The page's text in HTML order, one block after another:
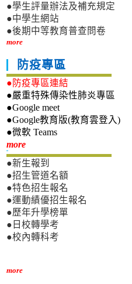
●學生評量辦法及補充規定
●中學生網站
●後期中等教育普查問卷
more
防疫專區
●防疫專區連結
●嚴重特殊傳染性肺炎專區
●Google meet
●Google教育版(教育雲登入)
●微軟 Teams
more新生專區
●新生報到
●招生管道名額
●特色招生報名
●運動績優招生報名
●歷年升學榜單
●日校轉學考
●校內轉科考
more